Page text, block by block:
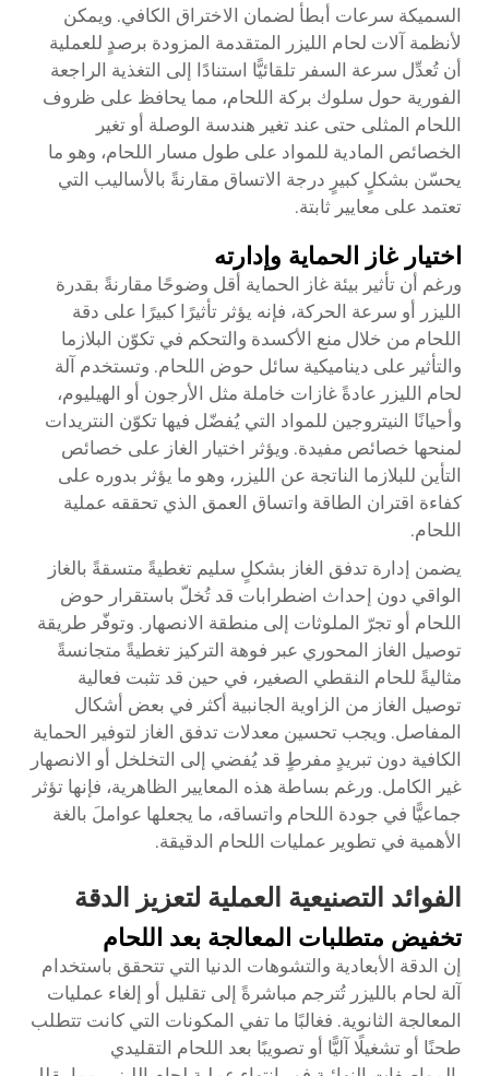
السميكة سرعات أبطأ لضمان الاختراق الكافي. ويمكن
لأنظمة آلات لحام الليزر المتقدمة المزودة برصدٍ للعملية
أن تُعدِّل سرعة السفر تلقائيًّا استنادًا إلى التغذية الراجعة
الفورية حول سلوك بركة اللحام، مما يحافظ على ظروف
اللحام المثلى حتى عند تغير هندسة الوصلة أو تغير
الخصائص المادية للمواد على طول مسار اللحام، وهو ما
يحسّن بشكلٍ كبيرٍ درجة الاتساق مقارنةً بالأساليب التي
تعتمد على معايير ثابتة.
اختيار غاز الحماية وإدارته
ورغم أن تأثير بيئة غاز الحماية أقل وضوحًا مقارنةً بقدرة
الليزر أو سرعة الحركة، فإنه يؤثر تأثيرًا كبيرًا على دقة
اللحام من خلال منع الأكسدة والتحكم في تكوّن البلازما
والتأثير على ديناميكية سائل حوض اللحام. وتستخدم آلة
لحام الليزر عادةً غازات خاملة مثل الأرجون أو الهيليوم،
وأحيانًا النيتروجين للمواد التي يُفضّل فيها تكوّن النتريدات
لمنحها خصائص مفيدة. ويؤثر اختيار الغاز على خصائص
التأين للبلازما الناتجة عن الليزر، وهو ما يؤثر بدوره على
كفاءة اقتران الطاقة واتساق العمق الذي تحققه عملية
اللحام.
يضمن إدارة تدفق الغاز بشكلٍ سليم تغطيةً متسقةً بالغاز
الواقي دون إحداث اضطرابات قد تُخلّ باستقرار حوض
اللحام أو تجرّ الملوثات إلى منطقة الانصهار. وتوفّر طريقة
توصيل الغاز المحوري عبر فوهة التركيز تغطيةً متجانسةً
مثاليةً للحام النقطي الصغير، في حين قد تثبت فعالية
توصيل الغاز من الزاوية الجانبية أكثر في بعض أشكال
المفاصل. ويجب تحسين معدلات تدفق الغاز لتوفير الحماية
الكافية دون تبريدٍ مفرطٍ قد يُفضي إلى التخلخل أو الانصهار
غير الكامل. ورغم بساطة هذه المعايير الظاهرية، فإنها تؤثر
جماعيًّا في جودة اللحام واتساقه، ما يجعلها عواملَ بالغة
الأهمية في تطوير عمليات اللحام الدقيقة.
الفوائد التصنيعية العملية لتعزيز الدقة
تخفيض متطلبات المعالجة بعد اللحام
إن الدقة الأبعادية والتشوهات الدنيا التي تتحقق باستخدام
آلة لحام بالليزر تُترجم مباشرةً إلى تقليل أو إلغاء عمليات
المعالجة الثانوية. فغالبًا ما تفي المكونات التي كانت تتطلب
طحنًا أو تشغيلًا آليًّا أو تصويبًا بعد اللحام التقليدي